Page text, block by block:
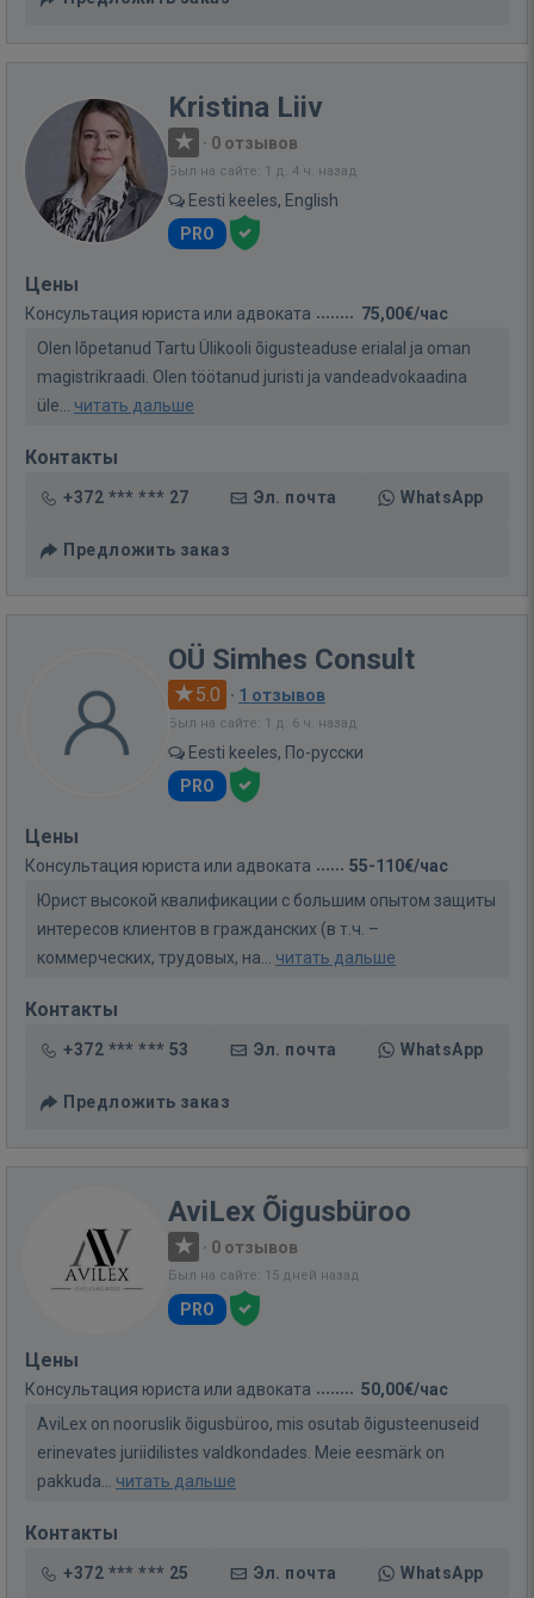
Kristina Liiv
· 0 отзывов
Был на сайте: 1 д. 4 ч. назад
Eesti keeles, English
PRO
Цены
Консультация юриста или адвоката
75,00€/час
Olen lõpetanud Tartu Ülikooli õigusteaduse erialal ja oman
magistrikraadi. Olen töötanud juristi ja vandeadvokaadina
üle... читать дальше
Контакты
+372 *** *** 27 Эл. почта WhatsApp
Предложить заказ
OÜ Simhes Consult
5.0 · 1 отзывов
Был на сайте: 1 д. 6 ч. назад
Eesti keeles, По-русски
PRO
Цены
Консультация юриста или адвоката
55-110€/час
Юрист высокой квалификации с большим опытом защиты
интересов клиентов в гражданских (в т.ч. –
коммерческих, трудовых, на... читать дальше
Контакты
+372 *** *** 53 Эл. почта WhatsApp
Предложить заказ
AviLex Õigusbüroo
· 0 отзывов
Был на сайте: 15 дней назад
PRO
Цены
Консультация юриста или адвоката
50,00€/час
AviLex on nooruslik õigusbüroo, mis osutab õigusteenuseid
erinevates juriidilistes valdkondades. Meie eesmärk on
pakkuda... читать дальше
Контакты
+372 *** *** 25 Эл. почта WhatsApp